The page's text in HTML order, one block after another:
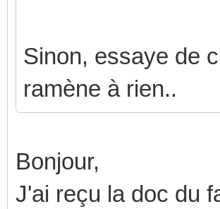
Sinon, essaye de
ramène à rien..
Bonjour,
J'ai reçu la doc du